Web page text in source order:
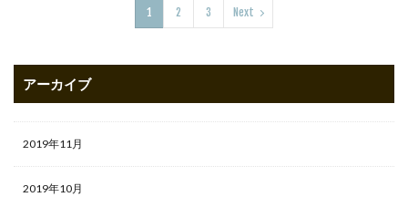
1 2 3 Next
アーカイブ
2019年11月
2019年10月